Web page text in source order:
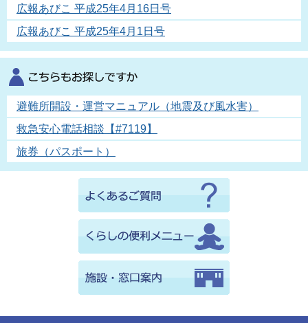
広報あびこ 平成25年4月16日号
広報あびこ 平成25年4月1日号
避難所開設・運営マニュアル（地震及び風水害）
救急安心電話相談【#7119】
旅券（パスポート）